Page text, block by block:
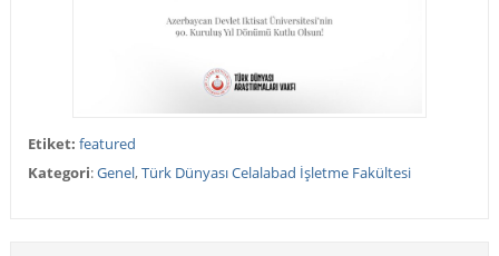
Etiket: featured
Kategori:Genel,Türk Dünyası Celalabad İşletme Fakültesi